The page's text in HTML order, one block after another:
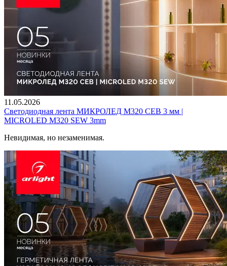
11.05.2026
Светодиодная лента МИКРОЛЕД M320 СЕВ 3 мм |
MICROLED M320 SEW 3mm
Невидимая, но незаменимая.